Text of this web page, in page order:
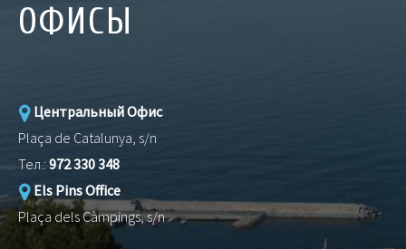
ОФИСЫ
Центральный Офис
Plaça de Catalunya, s/n
Тел.:972 330 348
Els Pins Office
Plaça dels Càmpings, s/n